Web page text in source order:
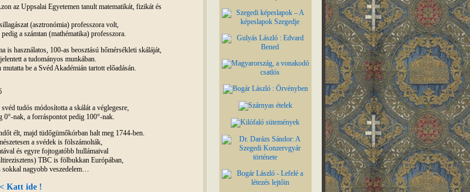
az Uppsalai Egyetemen tanult matematikát, fizikát és
(asztronómia) professzora volt,
a számtan (mathématika) professzora.
is használatos, 100-as beosztású hőmérsékleti skáláját,
a tudományos munkában.
be a Svéd Akadémián tartott előadásán.
tudós módosította a skálát a véglegesre,
0°-nak, a forráspontot pedig 100°-nak.
élt, majd tüdőgümőkórban halt meg 1744-ben.
a svédek is fölszámolták,
és egyre fojtogatóbb hullámaival
TBC is fölbukkan Európában,
sokkal nagyobb veszedelem…
Katt ide !